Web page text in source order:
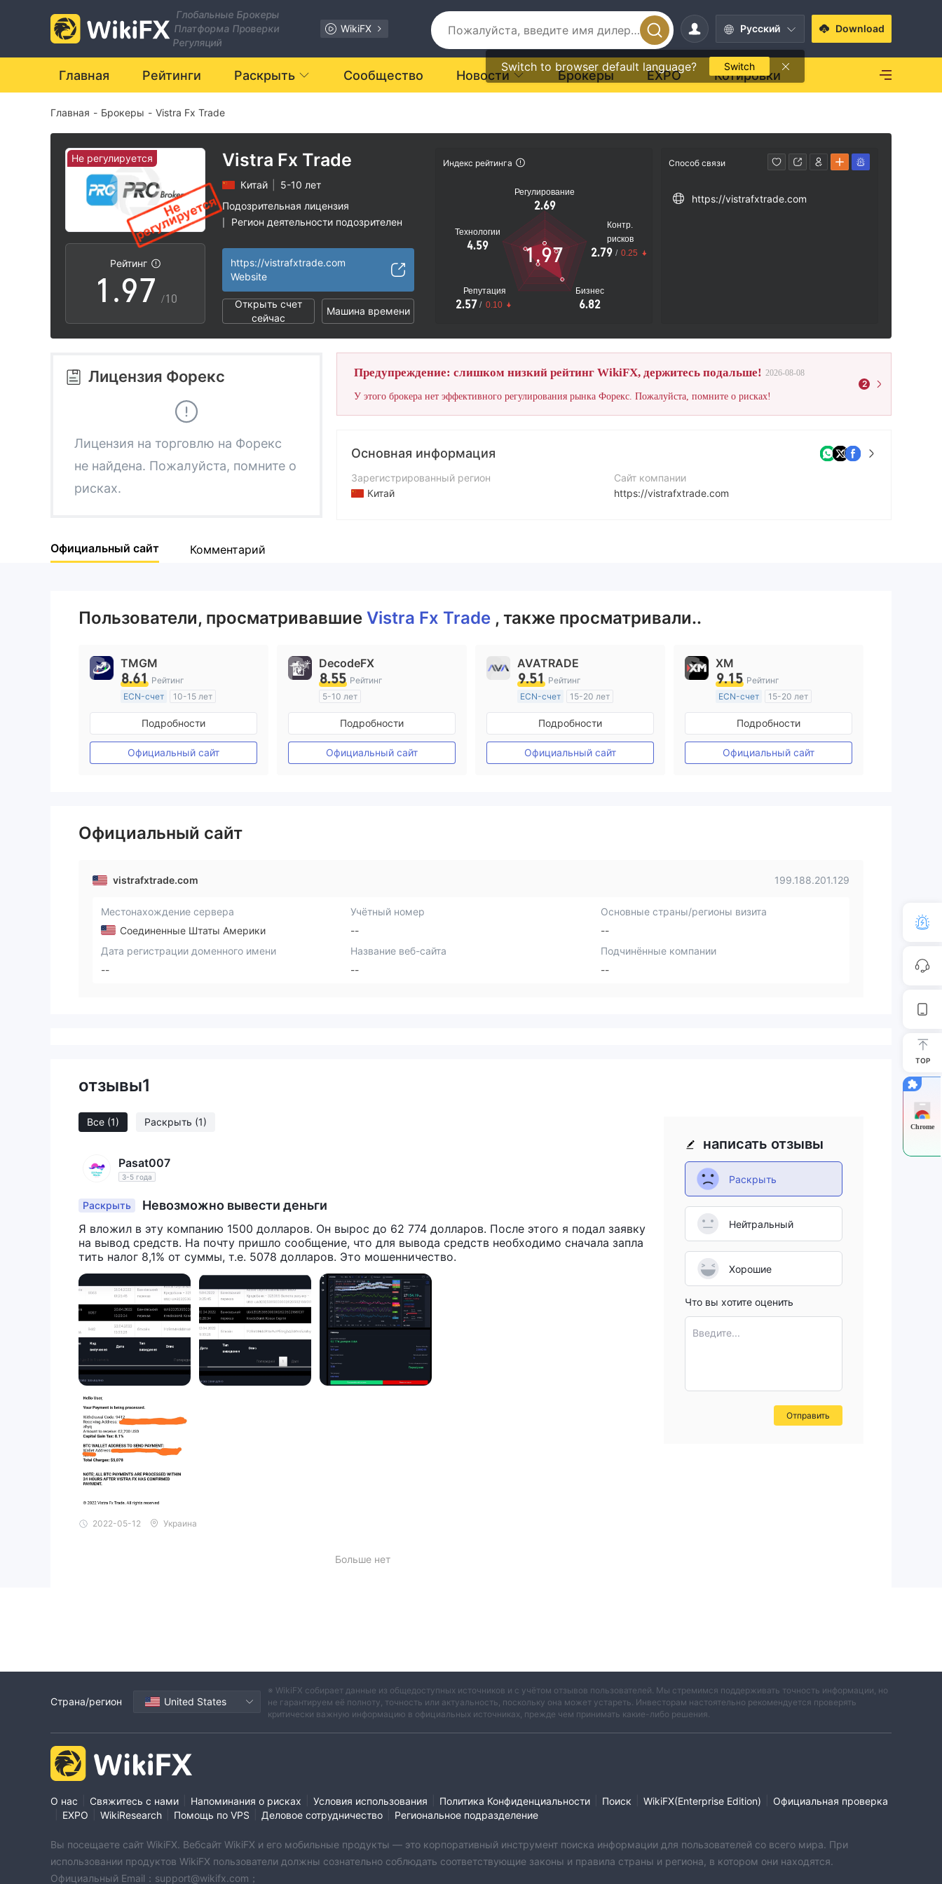
Глобальные Брокеры
Платформа Проверки
Регуляций
WikiFX Pусский
Switch to browser default language? Switch
Download
Главная Рейтинги Раскрыть Сообщество Новости Брокеры EXPO Котировки
Главная - Брокеры - Vistra Fx Trade
Не регулируется
Рейтинг
0
1
2
3
5
6
8
9
.
3
4
5
6
7
8
9
1
2
3
4
5
6
7
8
9
/10
Vistra Fx Trade
Китай
5-10 лет
Подозрительная лицензия
Регион деятельности подозрителен
https://vistrafxtrade.com
Website
Открыть счет
сейчас
Машина времени
Индекс рейтинга
Регулирование
2.69
Технологии
4.59
Репутация
2.57 / 0.10
Бизнес
6.82
Контр.
рисков
2.79 / 0.25
1.97
Способ связи
https://vistrafxtrade.com
Лицензия Форекс
Лицензия на торговлю на Форекс
не найдена. Пожалуйста, помните о
рисках.
Предупреждение: слишком низкий рейтинг WikiFX, держитесь подальше! 2026-08-08
У этого брокера нет эффективного регулирования рынка Форекс. Пожалуйста, помните о рисках!
2
Основная информация
Зарегистрированный регион
Китай
Сайт компании
https://vistrafxtrade.com
Официальный сайт Комментарий
Пользователи, просматривавшие Vistra Fx Trade , также просматривали..
TMGM
8.61 Рейтинг
ECN-счет
10-15 лет
Регулирование в Австралия
Маркет-Мейкинг (MM)
Основной стандарт MT4
Подробности
Официальный сайт
DecodeFX
8.55 Рейтинг
5-10 лет
Регулирование в Австралия
Маркет-Мейкинг (MM)
Основной стандарт MT4
Подробности
Официальный сайт
AVATRADE
9.51 Рейтинг
ECN-счет
15-20 лет
Регулирование в Австралия
Маркет-Мейкинг (MM)
Основной стандарт MT4
Подробности
Официальный сайт
XM
9.15 Рейтинг
ECN-счет
15-20 лет
Регулирование в Австралия
Маркет-Мейкинг (MM)
Основной стандарт MT4
Подробности
Официальный сайт
Официальный сайт
vistrafxtrade.com 199.188.201.129
Местонахождение сервера
Соединенные Штаты Америки
Учётный номер
--
Основные страны/регионы визита
--
Дата регистрации доменного имени
--
Название веб-сайта
--
Подчинённые компании
--
отзывы1
Все (1) Раскрыть (1)
Pasat007
3-5 года
Раскрыть Невозможно вывести деньги
Я вложил в эту компанию 1500 долларов. Он вырос до 62 774 долларов. После этого я подал заявку
на вывод средств. На почту пришло сообщение, что для вывода средств необходимо сначала запла
тить налог 8,1% от суммы, т.е. 5078 долларов. Это мошенничество.
2022-05-12 Украина
Больше нет
написать отзывы
Раскрыть
Нейтральный
Хорошие
Что вы хотите оценить
Введите...
Отправить
TOP
Chrome
Страна/регион United States
※ WikiFX собирает данные из общедоступных источников и с учётом отзывов пользователей. Мы стремимся поддерживать точность информации, но
не гарантируем её полноту, точность или актуальность, поскольку она может устареть. Инвесторам настоятельно рекомендуется проверять
критически важную информацию в официальных источниках, прежде чем принимать какие-либо решения.
О нас Свяжитесь с нами Напоминания о рисках Условия использования Политика Конфиденциальности Поиск WikiFX(Enterprise Edition)
Официальная проверка
EXPO WikiResearch Помощь по VPS Деловое сотрудничество Региональное подразделение
Вы посещаете сайт WikiFX. Вебсайт WikiFX и его мобильные продукты — это корпоративный инструмент поиска информации для пользователей со всего мира. При
использовании продуктов WikiFX пользователи должны сознательно соблюдать соответствующие законы и правила страны и региона, в котором они находятся.
Официальный Email：support@wikifx.com；